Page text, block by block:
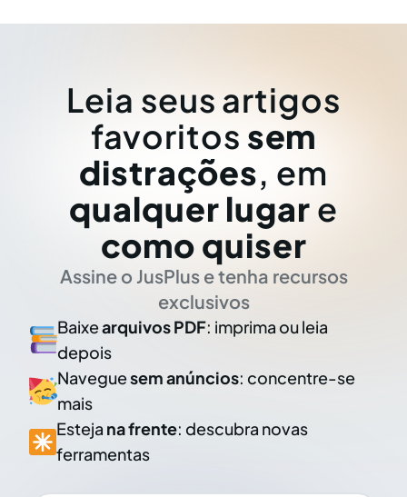
Leia seus artigos
favoritos sem
distrações, em
qualquer lugar e
como quiser
Assine o JusPlus e tenha recursos
exclusivos
Baixearquivos PDF: imprima ou leia
depois
Naveguesem anúncios: concentre-se
mais
Esteja na frente: descubra novas
ferramentas